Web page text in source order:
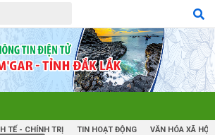
Tiếng Việt Tiếng Anh
TẾ - CHÍNH TRỊ TIN HOẠT ĐỘNG VĂN HÓA XÃ HỘI